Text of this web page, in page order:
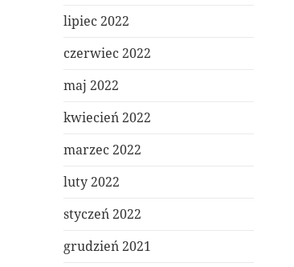
lipiec 2022
czerwiec 2022
maj 2022
kwiecień 2022
marzec 2022
luty 2022
styczeń 2022
grudzień 2021